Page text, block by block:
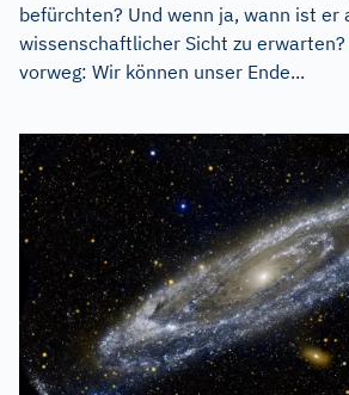
befürchten? Und wenn ja, wann ist er
wissenschaftlicher Sicht zu erwarten?
vorweg: Wir können unser Ende...